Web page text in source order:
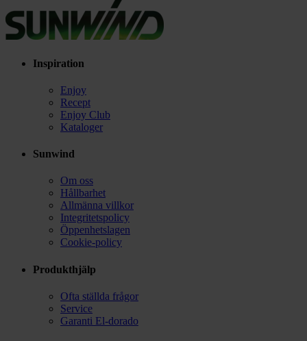
Inspiration
Enjoy
Recept
Enjoy Club
Kataloger
Sunwind
Om oss
Hållbarhet
Allmänna villkor
Integritetspolicy
Öppenhetslagen
Cookie-policy
Produkthjälp
Ofta ställda frågor
Service
Garanti El-dorado